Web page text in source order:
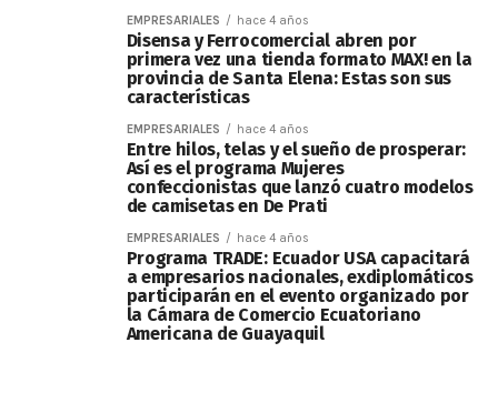
EMPRESARIALES hace 4 años
Disensa y Ferrocomercial abren por
primera vez una tienda formato MAX! en la
provincia de Santa Elena: Estas son sus
características
EMPRESARIALES hace 4 años
Entre hilos, telas y el sueño de prosperar:
Así es el programa Mujeres
confeccionistas que lanzó cuatro modelos
de camisetas en De Prati
EMPRESARIALES hace 4 años
Programa TRADE: Ecuador USA capacitará
a empresarios nacionales, exdiplomáticos
participarán en el evento organizado por
la Cámara de Comercio Ecuatoriano
Americana de Guayaquil